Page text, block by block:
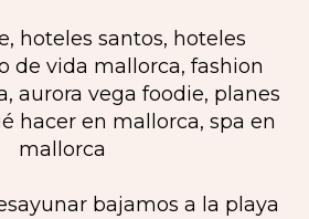
bajamos a la playa